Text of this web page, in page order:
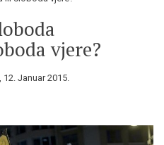
vjere?
12. Januar 2015.